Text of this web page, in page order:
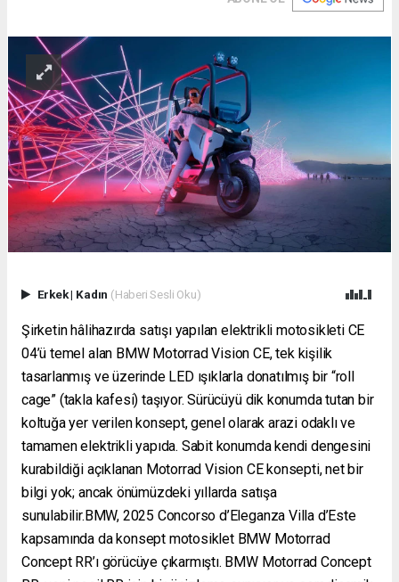
Erkek| Kadın (Haberi Sesli Oku)
Şirketin hâlihazırda satışı yapılan elektrikli motosikleti CE
04’ü temel alan BMW Motorrad Vision CE, tek kişilik
tasarlanmış ve üzerinde LED ışıklarla donatılmış bir “roll
cage” (takla kafesi) taşıyor. Sürücüyü dik konumda tutan bir
koltuğa yer verilen konsept, genel olarak arazi odaklı ve
tamamen elektrikli yapıda. Sabit konumda kendi dengesini
kurabildiği açıklanan Motorrad Vision CE konsepti, net bir
bilgi yok; ancak önümüzdeki yıllarda satışa
sunulabilir.BMW, 2025 Concorso d’Eleganza Villa d’Este
kapsamında da konsept motosiklet BMW Motorrad
Concept RR’ı görücüye çıkarmıştı. BMW Motorrad Concept